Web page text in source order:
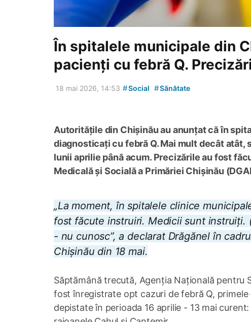
În spitalele municipale din
pacienți cu febră Q.
18 mai 2026, 14:53 #Social #Sănătate
Autoritățile din Chișinău au anunțat că în
diagnosticați cu febră Q. Mai mult decât
lunii aprilie până acum. Precizările au fost
Medicală și Socială a Primăriei Chișinău
„La moment, în spitalele clinice
fost făcute instruiri. Medicii sunt
- nu cunosc”, a declarat Drăgănel în
Chișinău din 18 mai.
Săptămână trecută, Agenția Națională pentru
fost înregistrate opt cazuri de febră Q,
depistate în perioada 16 aprilie - 13 mai